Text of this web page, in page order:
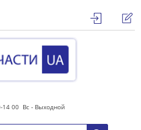
14 00 Вс - Выходной